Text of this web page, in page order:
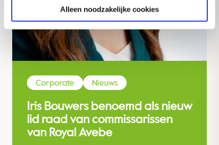
Alleen noodzakelijke cookies
Corporate Nieuws
Iris Bouwers benoemd als nieuw
lid raad van commissarissen
van Royal Avebe